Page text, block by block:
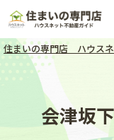
住まいの専門店 ハウス
会津坂